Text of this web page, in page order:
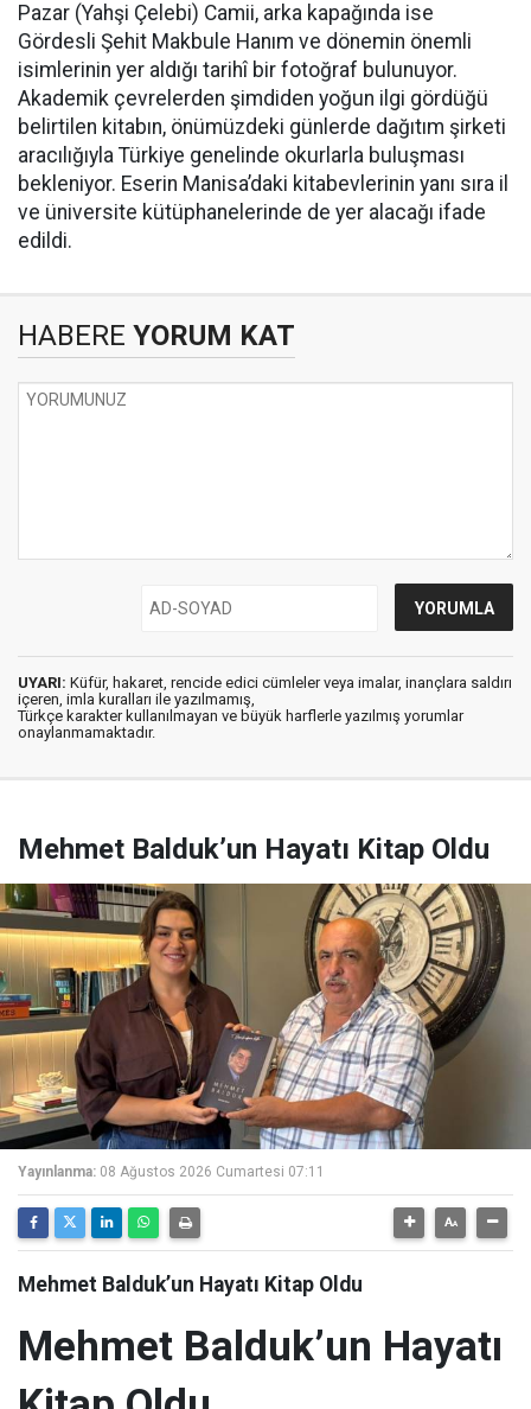
Pazar (Yahşi Çelebi) Camii, arka kapağında ise
Gördesli Şehit Makbule Hanım ve dönemin önemli
isimlerinin yer aldığı tarihî bir fotoğraf bulunuyor.
Akademik çevrelerden şimdiden yoğun ilgi gördüğü
belirtilen kitabın, önümüzdeki günlerde dağıtım şirketi
aracılığıyla Türkiye genelinde okurlarla buluşması
bekleniyor. Eserin Manisa’daki kitabevlerinin yanı sıra il
ve üniversite kütüphanelerinde de yer alacağı ifade
edildi.
HABERE YORUM KAT
UYARI: Küfür, hakaret, rencide edici cümleler veya imalar, inançlara saldırı
içeren, imla kuralları ile yazılmamış,
Türkçe karakter kullanılmayan ve büyük harflerle yazılmış yorumlar
onaylanmamaktadır.
Mehmet Balduk’un Hayatı Kitap Oldu
Yayınlanma: 08 Ağustos 2026 Cumartesi 07:11
Mehmet Balduk’un Hayatı Kitap Oldu
Mehmet Balduk’un Hayatı